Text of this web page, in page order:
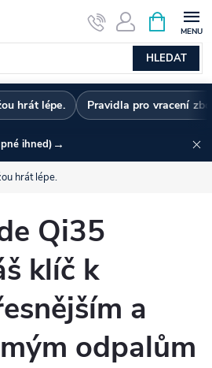
HLEDAT
NÁKUPNÍ
KOŠÍK
hrát lépe. Pravidla pro vracení
ihned) →
hrát lépe.
Qi35
klíč k
a
odpalům